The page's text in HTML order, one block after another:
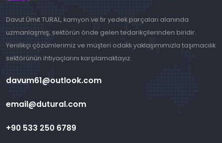
Davut Ümit TURAL, kamyon ve tır yedek parçaları alanında
uzmanlaşmış, sektörün önde gelen tedarikçilerinden biridir.
Yenilikçi çözümlerimiz ve müşteri odaklı yaklaşımımızla taşımacılık
sektörünün ihtiyaçlarını karşılamaktayız.
davum61@outlook.com
email@dutural.com
+90 533 250 6789